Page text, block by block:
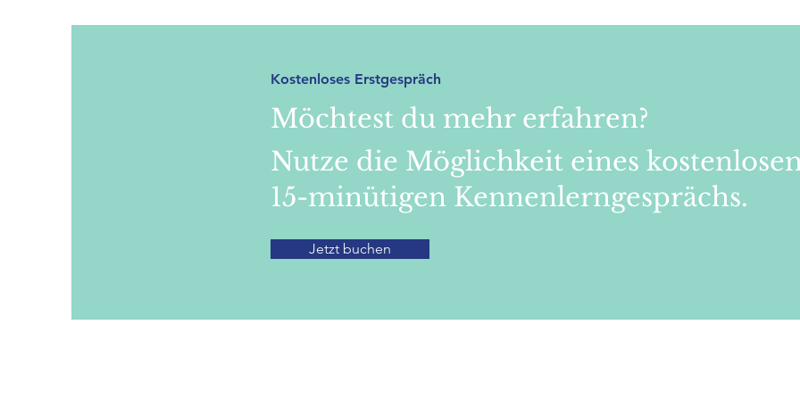
Kostenloses Erstgespräch
Möchtest du mehr erfahren?
Nutze die Möglichkeit eines
15-minütigen Kennenlerngesprächs.
Jetzt buchen